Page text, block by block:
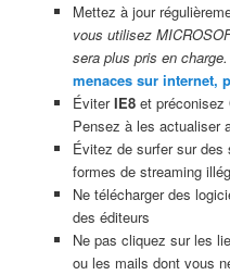
Mettez à jour
vous utilisez
sera plus pris en
menaces sur internet,
ÉviterIE8 et préconisez
Pensez à les actualiser
Évitez de surfer sur
formes de streaming
Ne télécharger des
des éditeurs
Ne pas cliquez sur les
ou les mails dont vous